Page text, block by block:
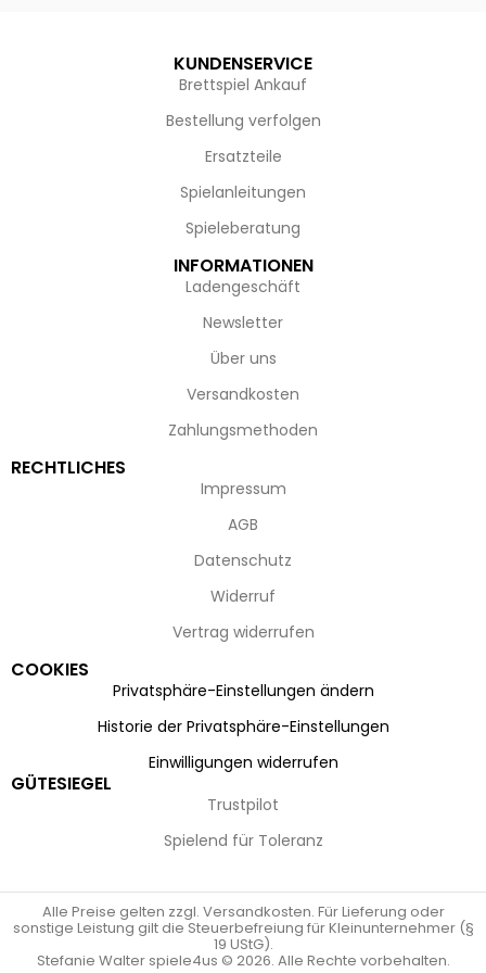
KUNDENSERVICE
Brettspiel Ankauf
Bestellung verfolgen
Ersatzteile
Spielanleitungen
Spieleberatung
INFORMATIONEN
Ladengeschäft
Newsletter
Über uns
Versandkosten
Zahlungsmethoden
RECHTLICHES
Impressum
AGB
Datenschutz
Widerruf
Vertrag widerrufen
COOKIES
Privatsphäre-Einstellungen ändern
Historie der Privatsphäre-Einstellungen
Einwilligungen widerrufen
GÜTESIEGEL
Trustpilot
Spielend für Toleranz
Alle Preise gelten zzgl. Versandkosten. Für Lieferung oder
sonstige Leistung gilt die Steuerbefreiung für Kleinunternehmer (§
19 UStG).
Stefanie Walter spiele4us © 2026. Alle Rechte vorbehalten.